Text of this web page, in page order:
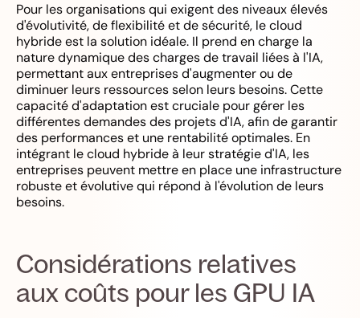
Pour les organisations qui exigent des niveaux élevés
d'évolutivité, de flexibilité et de sécurité, le cloud
hybride est la solution idéale. Il prend en charge la
nature dynamique des charges de travail liées à l'IA,
permettant aux entreprises d'augmenter ou de
diminuer leurs ressources selon leurs besoins. Cette
capacité d'adaptation est cruciale pour gérer les
différentes demandes des projets d'IA, afin de garantir
des performances et une rentabilité optimales. En
intégrant le cloud hybride à leur stratégie d'IA, les
entreprises peuvent mettre en place une infrastructure
robuste et évolutive qui répond à l'évolution de leurs
besoins.
Considérations relatives
aux coûts pour les GPU IA